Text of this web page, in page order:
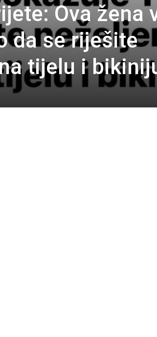
Ova žena
da se riješite
tijelu i